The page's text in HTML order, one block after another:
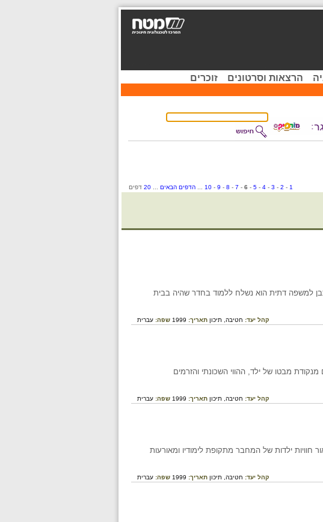
הרצאות וסרטונים זוכרים
1
-
2
-
3
-
4
-
5
-
6
-
7
-
8
-
9
-
10 הדפים הבאים 20 דפים
למשפה דתית הוא נשלח ללמוד בחדר שהיה בבית
קהל יעד: חטיבה, תיכון תאריך: 1999 שפה: עברית
מנקודת מבטו של ילד, ההווי השכונתי והזרמים
קהל יעד: חטיבה, תיכון תאריך: 1999 שפה: עברית
חוויות ילדות של המחבר מתקופת לימודיו ומאורעות
קהל יעד: חטיבה, תיכון תאריך: 1999 שפה: עברית